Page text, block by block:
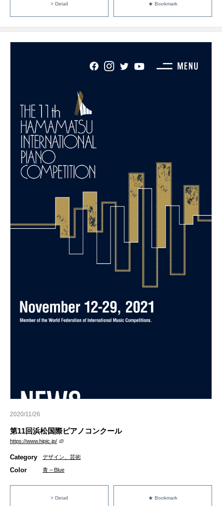
> Detail ★ Bookmark
2020/11/26
第11回浜松国際ピアノコンクール
https://www.hipic.jp/
Category デザイン、芸術
Color 青 – Blue
> Detail ★ Bookmark